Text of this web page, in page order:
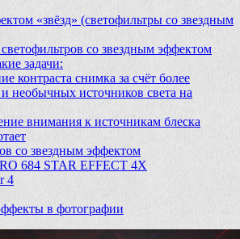
«звёзд» (светофильтры со звездным
со звездным эффектом
задачи:
контраста снимка за счёт более
необычных источников света на
внимания к источникам блеска
со звездным эффектом
684 STAR EFFECT 4X
4
в фотографии